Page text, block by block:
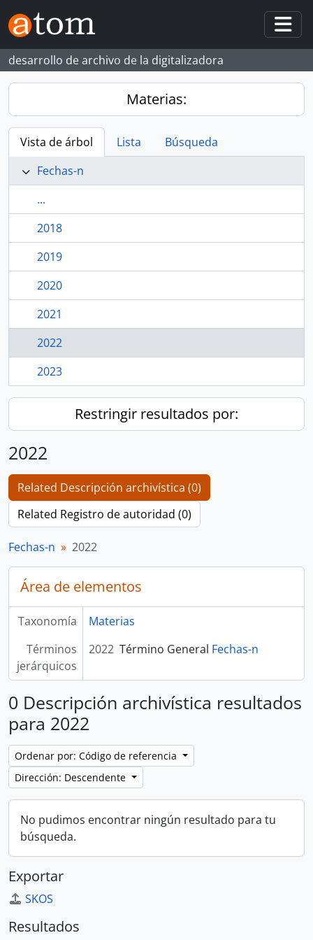
Skip to main content
desarrollo de archivo de la digitalizadora
Materias:
Vista de árbol Lista
Búsqueda
Fechas-n
...
2018
2019
2020
2021
2022
2023
Restringir resultados por:
2022
Related Descripción archivística (0)
Related Registro de autoridad (0)
Fechas-n 2022
Área de elementos
Taxonomía
Materias
Términos
jerárquicos
2022 Término General Fechas-n
0 Descripción archivística resultados
para 2022
Ordenar por: Código de referencia
Dirección: Descendente
No pudimos encontrar ningún resultado para tu
búsqueda.
Exportar
SKOS
Resultados